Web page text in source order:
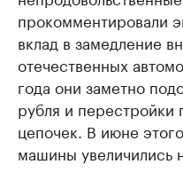
прокомментировали
вклад в замедление
отечественных
года они заметно
рубля и перестройки
цепочек. В июне
машины увеличились